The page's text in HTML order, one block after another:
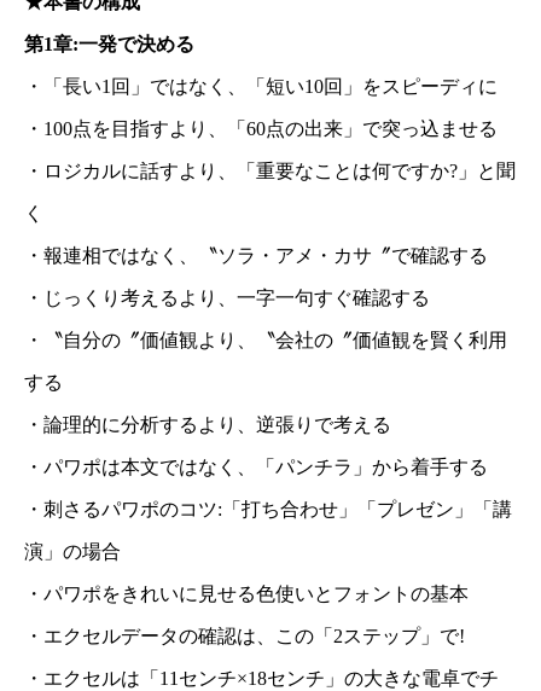
第1章:一発で決める
・「長い1回」ではなく、「短い10回」をスピーディに
・100点を目指すより、「60点の出来」で突っ込ませる
・ロジカルに話すより、「重要なことは何ですか?」と聞
く
・報連相ではなく、〝ソラ・アメ・カサ〞で確認する
・じっくり考えるより、一字一句すぐ確認する
・〝自分の〞価値観より、〝会社の〞価値観を賢く利用
する
・論理的に分析するより、逆張りで考える
・パワポは本文ではなく、「パンチラ」から着手する
・刺さるパワポのコツ:「打ち合わせ」「プレゼン」「講
演」の場合
・パワポをきれいに見せる色使いとフォントの基本
・エクセルデータの確認は、この「2ステップ」で!
・エクセルは「11センチ×18センチ」の大きな電卓でチ